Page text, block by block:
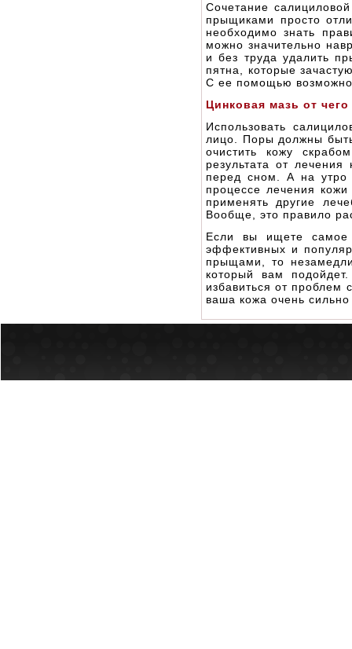
Сочетание
прыщиками просто
необходимо знать
можно значительно
и без труда удалить
пятна, которые
С ее помощью
Цинковая мазь от
Использовать
лицо. Поры должны
очистить кожу
результата от
перед сном. А на утро
процессе лечения
применять другие
Вообще, это правило
Если вы ищете самое
эффективных и
прыщами, то
который вам
избавиться от проблем
ваша кожа очень сильно